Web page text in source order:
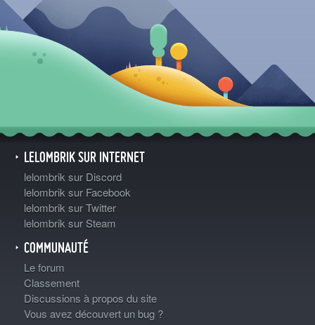
LELOMBRIK SUR INTERNET
lelombrik sur Discord
lelombrik sur Facebook
lelombrik sur Twitter
lelombrik sur Steam
COMMUNAUTÉ
Le forum
Classement
Discussions à propos du site
Vous avez découvert un bug ?